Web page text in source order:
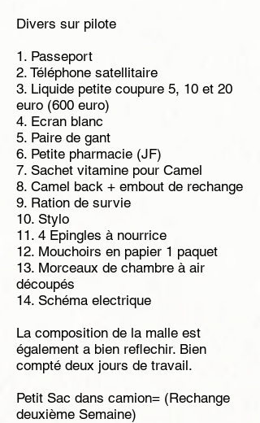
Divers sur pilote
1. Passeport
2. Téléphone satellitaire
3. Liquide petite coupure 5, 10 et 20
euro (600 euro)
4. Ecran blanc
5. Paire de gant
6. Petite pharmacie (JF)
7. Sachet vitamine pour Camel
8. Camel back + embout de rechange
9. Ration de survie
10. Stylo
11. 4 Epingles à nourrice
12. Mouchoirs en papier 1 paquet
13. Morceaux de chambre à air
découpés
14. Schéma electrique
La composition de la malle est
également a bien reflechir. Bien
compté deux jours de travail.
Petit Sac dans camion= (Rechange
deuxième Semaine)